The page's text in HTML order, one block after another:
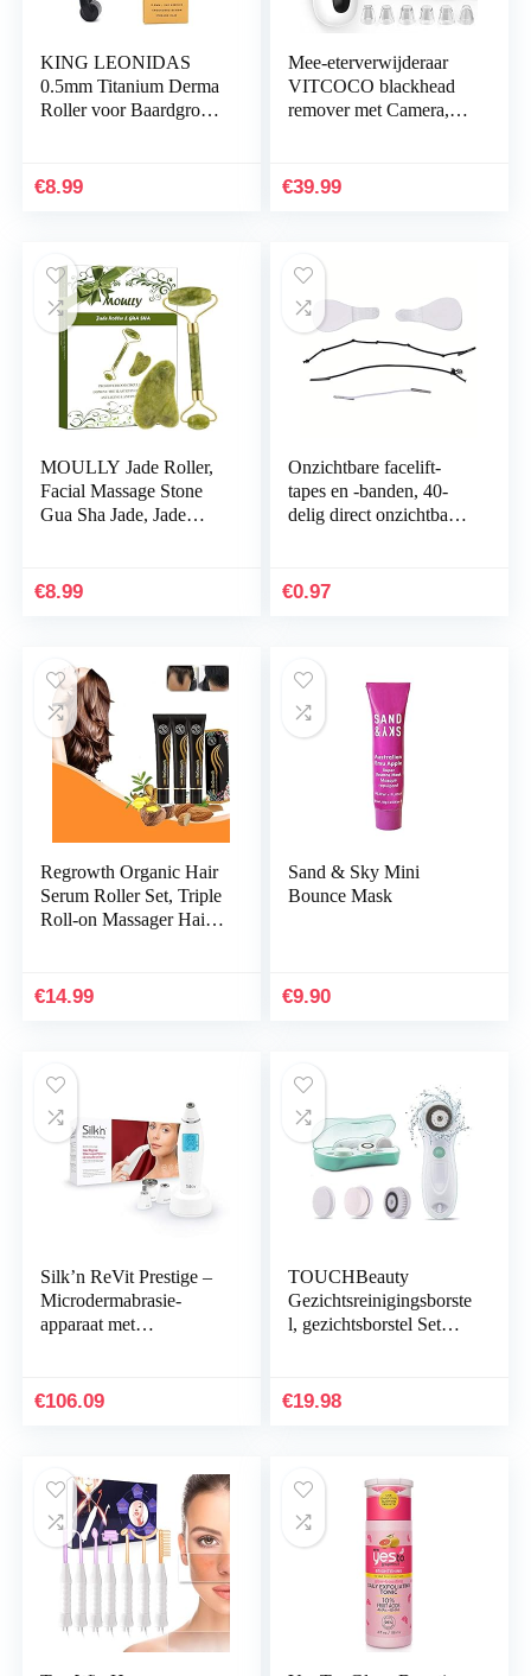
KING LEONIDAS
0.5mm Titanium Derma
Roller voor Baardgroei
Pigmentatie, Fijne
€8.99
Mee-eterverwijderaar
VITCOCO blackhead
remover met Camera,
Zichtbare 10-Voudige
€39.99
MOULLY Jade Roller,
Facial Massage Stone
Gua Sha Jade, Jade
Aging, Jade Roller…
€8.99
Onzichtbare facelift-
tapes en -banden, 40-
delig direct onzichtbaar
€0.97
Regrowth Organic Hair
Serum Roller Set, Triple
Roll-on Massager Hair
Scalp…
€14.99
Sand & Sky Mini
Bounce Mask
€9.90
Silk’n ReVit Prestige –
Microdermabrasie-
apparaat met
Verbetert structuur en…
€106.09
TOUCHBeauty
Gezichtsreinigingsborste
l, gezichtsborstel Set
en Diep Scrubben
€19.98